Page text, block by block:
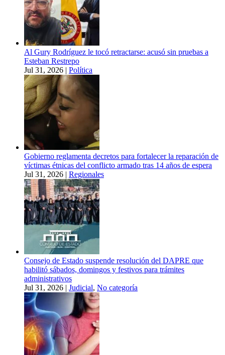
Al Gury Rodríguez le tocó retractarse: acusó sin pruebas a
Esteban Restrepo
Jul 31, 2026 | Política
Gobierno reglamenta decretos para fortalecer la reparación de
víctimas étnicas del conflicto armado tras 14 años de espera
Jul 31, 2026 | Regionales
Consejo de Estado suspende resolución del DAPRE que
habilitó sábados, domingos y festivos para trámites
administrativos
Jul 31, 2026 | Judicial, No categoría